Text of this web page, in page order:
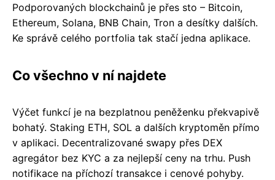
Podporovaných blockchainů je přes sto – Bitcoin,
Ethereum, Solana, BNB Chain, Tron a desítky dalších.
Ke správě celého portfolia tak stačí jedna aplikace.
Co všechno v ní najdete
Výčet funkcí je na bezplatnou peněženku překvapivě
bohatý. Staking ETH, SOL a dalších kryptoměn přímo
v aplikaci. Decentralizované swapy přes DEX
agregátor bez KYC a za nejlepší ceny na trhu. Push
notifikace na příchozí transakce i cenové pohyby.